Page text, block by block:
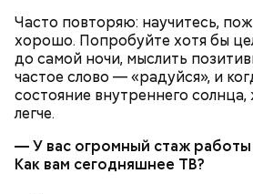
Часто повторяю: научитесь,
хорошо. Попробуйте хотя бы
до самой ночи, мыслить
частое слово — «радуйся», и
состояние внутреннего
легче.
— У вас огромный стаж работы
Как вам сегодняшнее ТВ?